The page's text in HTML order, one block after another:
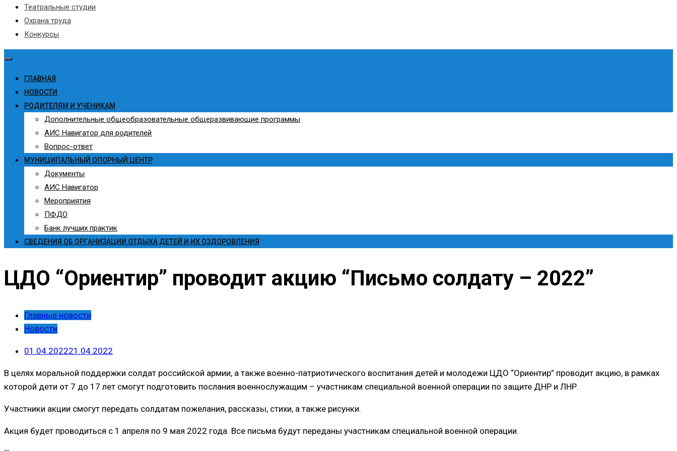
Театральные студии
Охрана труда
Конкурсы
ГЛАВНАЯ
НОВОСТИ
РОДИТЕЛЯМ И УЧЕНИКАМ
Дополнительные общеобразовательные общеразвивающие программы
АИС Навигатор для родителей
Вопрос-ответ
МУНИЦИПАЛЬНЫЙ ОПОРНЫЙ ЦЕНТР
Документы
АИС Навигатор
Мероприятия
ПФДО
Банк лучших практик
СВЕДЕНИЯ ОБ ОРГАНИЗАЦИИ ОТДЫХА ДЕТЕЙ И ИХ ОЗДОРОВЛЕНИЯ
ЦДО “Ориентир” проводит акцию “Письмо солдату – 2022”
Главные новости
Новости
01.04.202221.04.2022
В целях моральной поддержки солдат российской армии, а также военно-патриотического воспитания детей и молодежи ЦДО “Ориентир” проводит акцию, в рамках
которой дети от 7 до 17 лет смогут подготовить послания военнослужащим – участникам специальной военной операции по защите ДНР и ЛНР.
Участники акции смогут передать солдатам пожелания, рассказы, стихи, а также рисунки.
Акция будет проводиться с 1 апреля по 9 мая 2022 года. Все письма будут переданы участникам специальной военной операции.